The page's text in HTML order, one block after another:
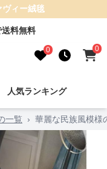
ィー絨毯
料無料
0 0
人気ランキング
一覧 › 華麗な民族風模様